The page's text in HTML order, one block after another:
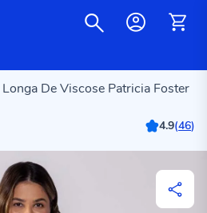
De Viscose Patricia Foster
4.9(46)